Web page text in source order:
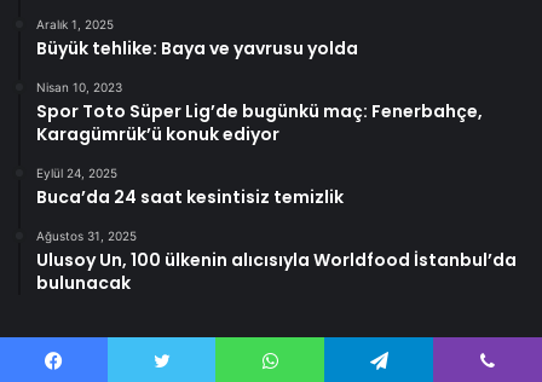
Aralık 1, 2025
Büyük tehlike: Baya ve yavrusu yolda
Nisan 10, 2023
Spor Toto Süper Lig’de bugünkü maç: Fenerbahçe,
Karagümrük’ü konuk ediyor
Eylül 24, 2025
Buca’da 24 saat kesintisiz temizlik
Ağustos 31, 2025
Ulusoy Un, 100 ülkenin alıcısıyla Worldfood İstanbul’da
bulunacak